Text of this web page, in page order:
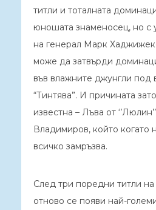
титли и тоталната
юношата знаменосец, но с
на генерал Марк
може да затвърди
във влажните джунгли под
“Тинтява”. И причината
известна – Лъва от
Владимиров, който когато
всичко замръзва.
След три поредни титли
отново се появи най-